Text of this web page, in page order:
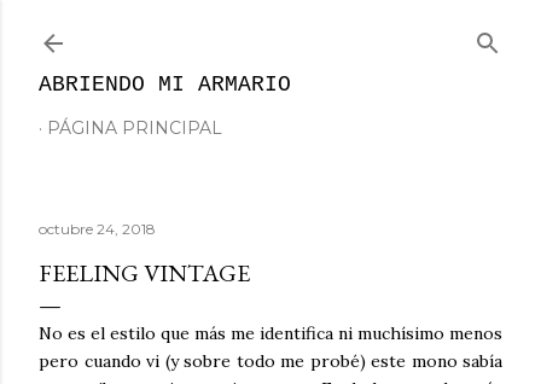
ABRIENDO MI ARMARIO
PÁGINA PRINCIPAL
octubre 24, 2018
FEELING VINTAGE
No es el estilo que más me identifica ni muchísimo menos
pero cuando vi (y sobre todo me probé) este mono sabía